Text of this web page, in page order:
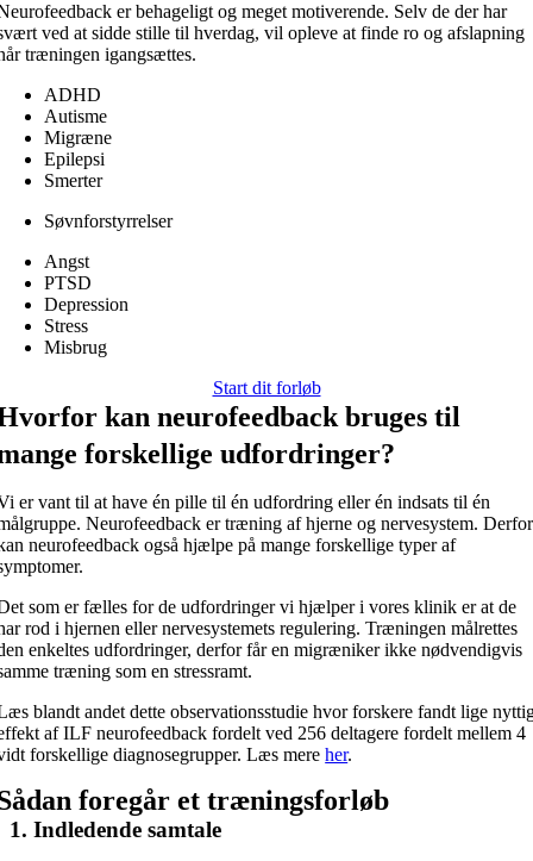
er behageligt og meget motiverende. Selv de der har
ved at sidde stille til hverdag, vil opleve at finde ro og afslapning
træningen igangsættes.
ADHD
Autisme
Migræne
Epilepsi
Smerter
Søvnforstyrrelser
Angst
PTSD
Depression
Stress
Misbrug
Start dit forløb
kan neurofeedback bruges til
forskellige udfordringer?
er vant til at have én pille til én udfordring eller én indsats til én
Neurofeedback er træning af hjerne og nervesystem. Derfor
neurofeedback også hjælpe på mange forskellige typer af
som er fælles for de udfordringer vi hjælper i vores klinik er at de
rod i hjernen eller nervesystemets regulering. Træningen målrettes
enkeltes udfordringer, derfor får en migræniker ikke nødvendigvis
træning som en stressramt.
blandt andet dette observationsstudie hvor forskere fandt lige
af ILF neurofeedback fordelt ved 256 deltagere fordelt mellem 4
forskellige diagnosegrupper. Læs mereher.
foregår et træningsforløb
1. Indledende samtale